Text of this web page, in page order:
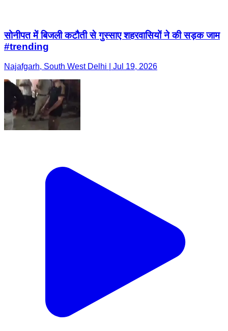
सोनीपत में बिजली कटौती से गुस्साए शहरवासियों ने की सड़क जाम
#trending
Najafgarh, South West Delhi | Jul 19, 2026